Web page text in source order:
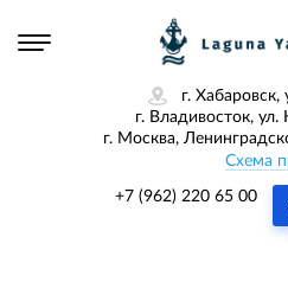
г. Хабаровск,
г. Владивосток,
г. Москва,
Схема
+7 (962) 220 65 00